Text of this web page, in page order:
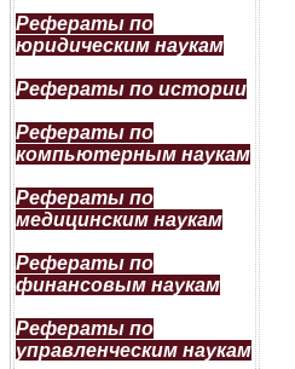
Рефераты по
юридическим наукам
Рефераты по истории
Рефераты по
компьютерным наукам
Рефераты по
медицинским наукам
Рефераты по
финансовым наукам
Рефераты по
управленческим наукам